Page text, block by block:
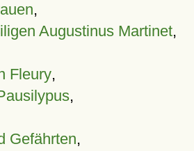
,
Augustinus Martinet,
Fleury,
,
Gefährten,